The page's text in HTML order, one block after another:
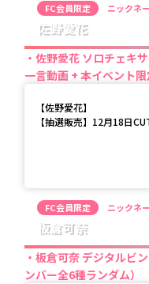
FC会員限定 ニックネ
佐野愛花
佐野愛花 ソロチェキ
一言動画 + 本イベント
【佐野愛花】
【抽選販売】12月18日
FC会員限定 ニックネ
板倉可奈
板倉可奈 デジタルビ
ンバー全6種ランダム）